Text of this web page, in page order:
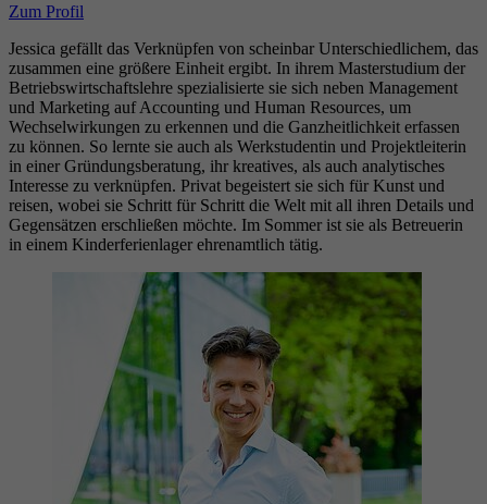
Zum Profil
Jessica gefällt das Verknüpfen von scheinbar Unterschiedlichem, das
zusammen eine größere Einheit ergibt. In ihrem Masterstudium der
Betriebswirtschaftslehre spezialisierte sie sich neben Management
und Marketing auf Accounting und Human Resources, um
Wechselwirkungen zu erkennen und die Ganzheitlichkeit erfassen
zu können. So lernte sie auch als Werkstudentin und Projektleiterin
in einer Gründungsberatung, ihr kreatives, als auch analytisches
Interesse zu verknüpfen. Privat begeistert sie sich für Kunst und
reisen, wobei sie Schritt für Schritt die Welt mit all ihren Details und
Gegensätzen erschließen möchte. Im Sommer ist sie als Betreuerin
in einem Kinderferienlager ehrenamtlich tätig.